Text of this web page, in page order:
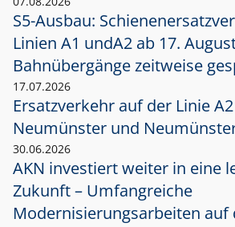
S5-Ausbau:
Linien A1 undA2 ab 17.
Bahnübergänge zeitweise
17.07.2026
Ersatzverkehr auf der Linie
Neumünster und
30.06.2026
AKN investiert weiter in eine
Zukunft – Umfangreiche
Modernisierungsarbeiten auf